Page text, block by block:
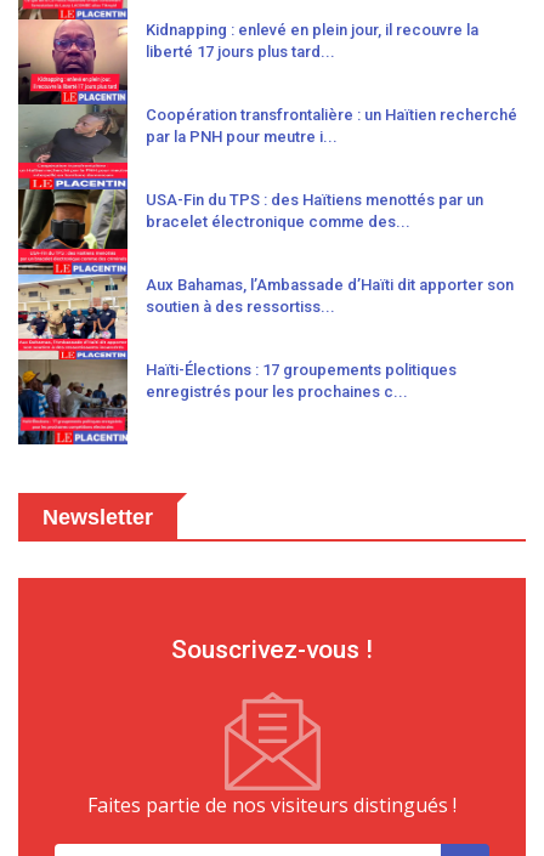
Kidnapping : enlevé en plein jour, il recouvre la
liberté 17 jours plus tard...
Coopération transfrontalière : un Haïtien recherché
par la PNH pour meutre i...
USA-Fin du TPS : des Haïtiens menottés par un
bracelet électronique comme des...
Aux Bahamas, l’Ambassade d’Haïti dit apporter son
soutien à des ressortiss...
Haïti-Élections : 17 groupements politiques
enregistrés pour les prochaines c...
Newsletter
Souscrivez-vous !
Faites partie de nos visiteurs distingués !